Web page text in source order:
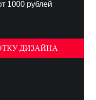
1000 рублей
ДИЗАЙНА